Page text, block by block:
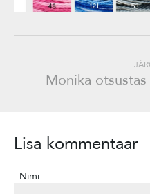
Monika
Lisa kommentaar
Nimi